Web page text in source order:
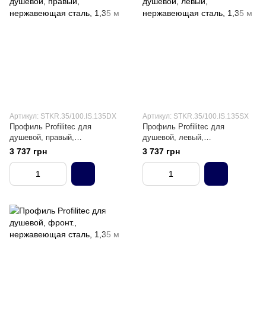
Артикул: STKR.35/100.IS.135DX
Профиль Profilitec для
душевой, правый,
нержавеющая сталь, 1,35 м
3 737 грн
Артикул: STKR.35/100.IS.135SX
Профиль Profilitec для
душевой, левый,
нержавеющая сталь, 1,35 м
3 737 грн